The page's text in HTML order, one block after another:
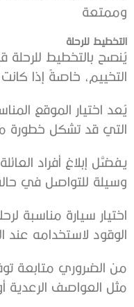
وممتعة
التخطيط للرحلة
يُنصح بالتخطيط
التخييم، خاصةً إذا
يُعد اختيار الموقع
التي قد تشكل خطورة
يفضَّل إبلاغ أفراد
وسيلة للتواصل في
اختيار سيارة مناسبة
الوقود لاستخدامه عند
من الضروري متابعة
مثل العواصف الرعدية أو